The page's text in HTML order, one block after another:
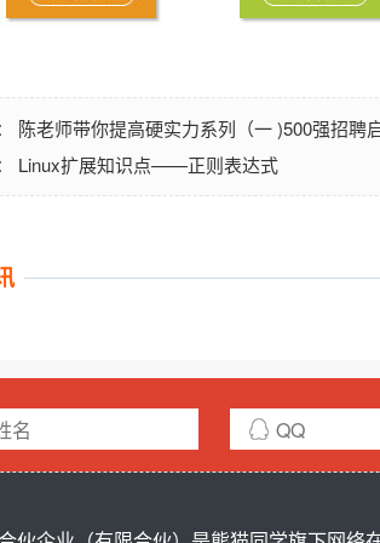
陈老师带你提高硬实力系列（一 )500强招聘
Linux扩展知识点——正则表达式